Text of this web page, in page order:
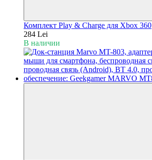
Комплект Play & Charge для Xbox 360
284 Lei
В наличии